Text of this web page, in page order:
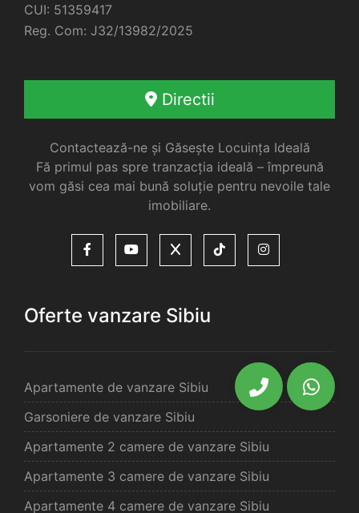
CUI: 51359417
Reg. Com: J32/13982/2025
Directii
Contactează-ne și Găsește Locuința Ideală
Fă primul pas spre tranzacția ideală – împreună
vom găsi cea mai bună soluție pentru nevoile tale
imobiliare.
Oferte vanzare Sibiu
Apartamente de vanzare Sibiu
Garsoniere de vanzare Sibiu
Apartamente 2 camere de vanzare Sibiu
Apartamente 3 camere de vanzare Sibiu
Apartamente 4 camere de vanzare Sibiu